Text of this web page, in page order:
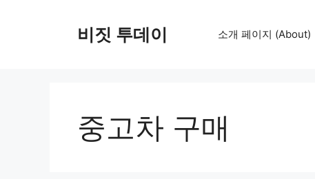
비짓 투데이 소개 페이지 (About)
중고차 구매